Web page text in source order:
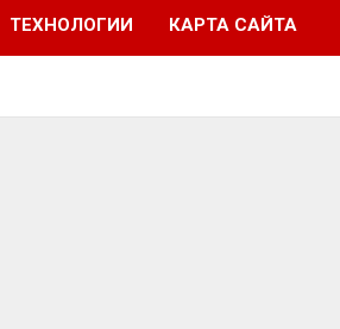
ТЕХНОЛОГИИ КАРТА САЙТА